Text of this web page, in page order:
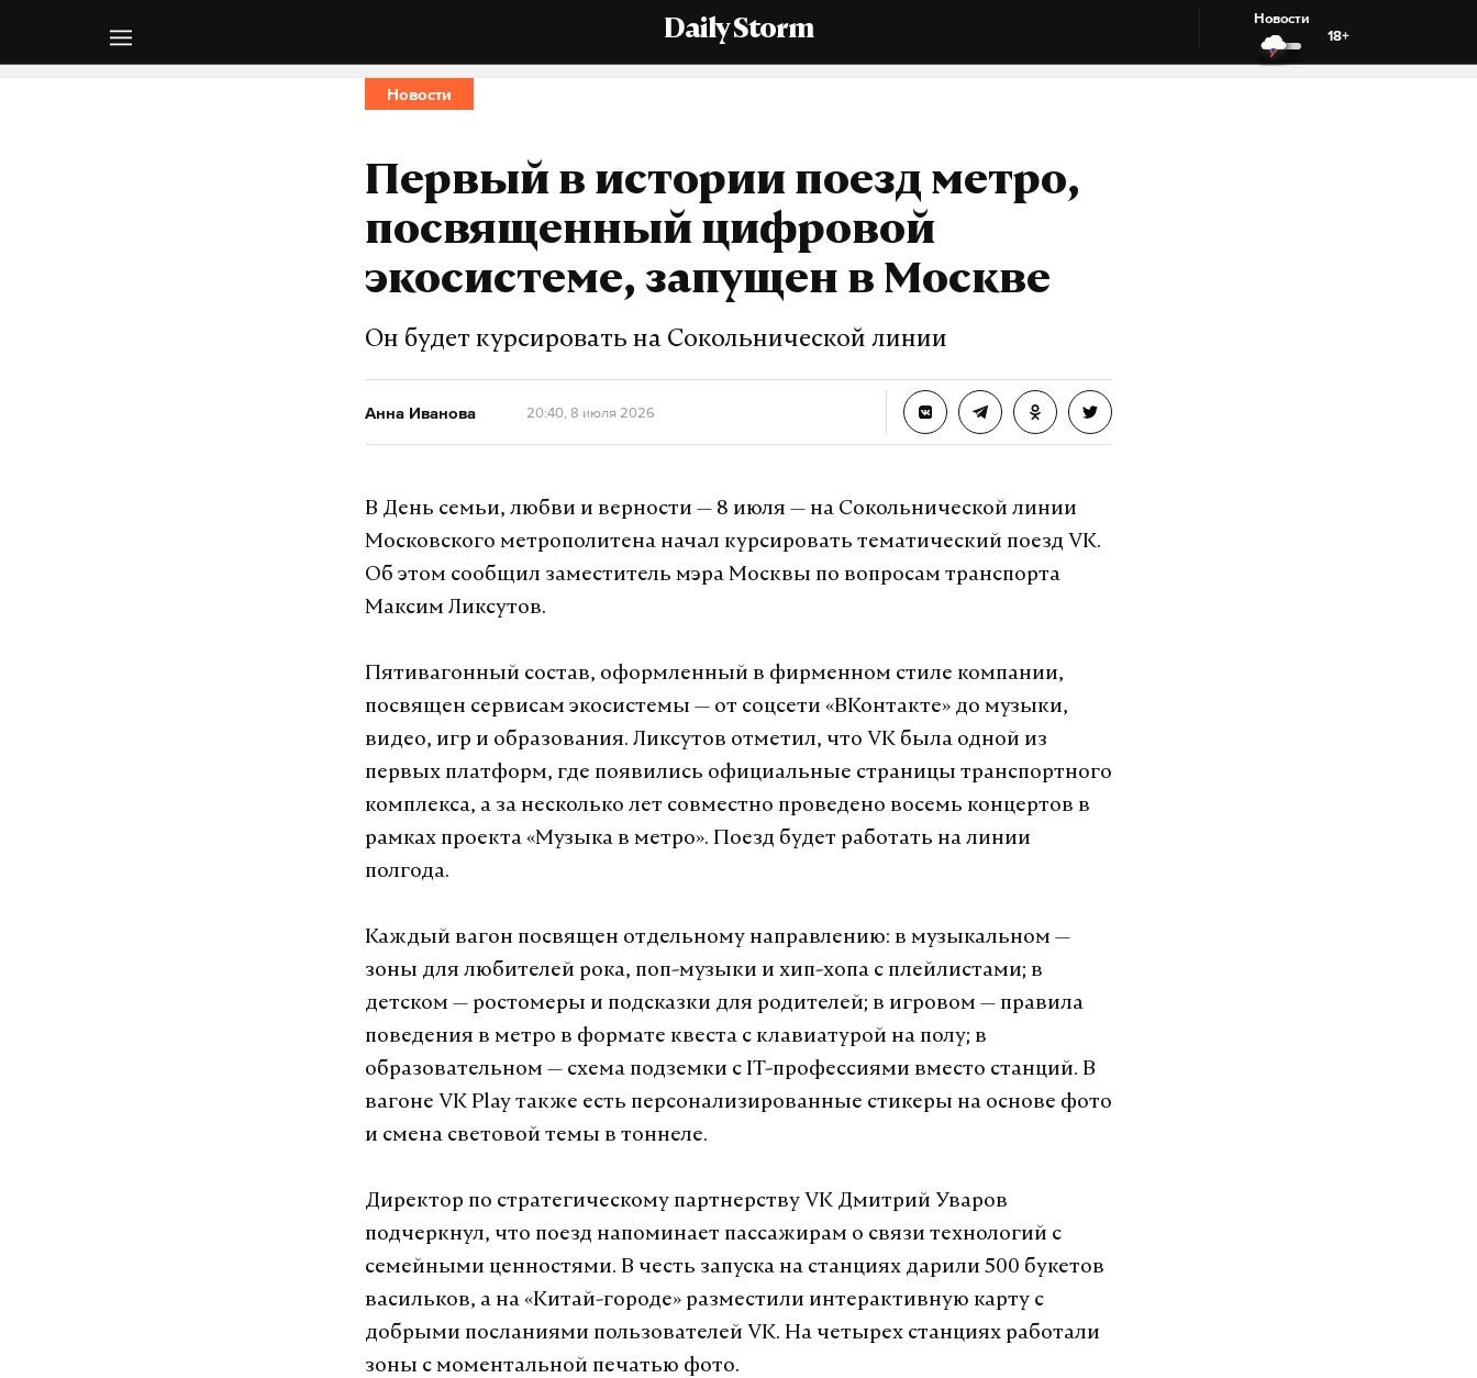
Daily Storm
Новости
18+
Новости
Первый в истории поезд метро,
посвященный цифровой
экосистеме, запущен в Москве
Он будет курсировать на Сокольнической линии
Анна Иванова 20:40, 8 июля 2026
В День семьи, любви и верности — 8 июля — на Сокольнической линии
Московского метрополитена начал курсировать тематический поезд VK.
Об этом сообщил заместитель мэра Москвы по вопросам транспорта
Максим Ликсутов.
Пятивагонный состав, оформленный в фирменном стиле компании,
посвящен сервисам экосистемы — от соцсети «ВКонтакте» до музыки,
видео, игр и образования. Ликсутов отметил, что VK была одной из
первых платформ, где появились официальные страницы транспортного
комплекса, а за несколько лет совместно проведено восемь концертов в
рамках проекта «Музыка в метро». Поезд будет работать на линии
полгода.
Каждый вагон посвящен отдельному направлению: в музыкальном —
зоны для любителей рока, поп-музыки и хип-хопа с плейлистами; в
детском — ростомеры и подсказки для родителей; в игровом — правила
поведения в метро в формате квеста с клавиатурой на полу; в
образовательном — схема подземки с IT-профессиями вместо станций. В
вагоне VK Play также есть персонализированные стикеры на основе фото
и смена световой темы в тоннеле.
Директор по стратегическому партнерству VK Дмитрий Уваров
подчеркнул, что поезд напоминает пассажирам о связи технологий с
семейными ценностями. В честь запуска на станциях дарили 500 букетов
васильков, а на «Китай-городе» разместили интерактивную карту с
добрыми посланиями пользователей VK. На четырех станциях работали
зоны с моментальной печатью фото.